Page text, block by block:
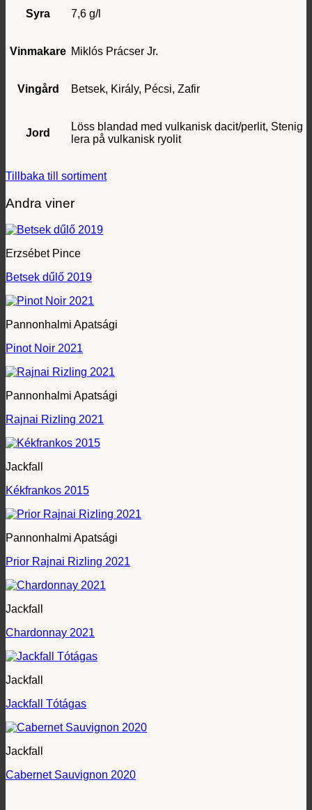
Syra 7,6 g/l
Vinmakare Miklós Prácser Jr.
Vingård Betsek, Király, Pécsi, Zafir
Jord
Löss blandad med vulkanisk dacit/perlit, Stenig
lera på vulkanisk ryolit
Tillbaka till sortiment
Andra viner
Erzsébet Pince
Betsek dűlő 2019
Pannonhalmi Apatsági
Pinot Noir 2021
Pannonhalmi Apatsági
Rajnai Rizling 2021
Jackfall
Kékfrankos 2015
Pannonhalmi Apatsági
Prior Rajnai Rizling 2021
Jackfall
Chardonnay 2021
Jackfall
Jackfall Tótágas
Jackfall
Cabernet Sauvignon 2020